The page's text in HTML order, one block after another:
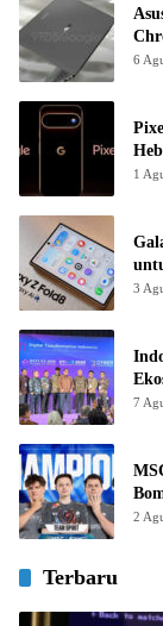
6
1
3
7
2
Terbaru